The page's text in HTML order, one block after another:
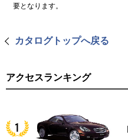
要となります。
カタログトップへ戻る
アクセスランキング